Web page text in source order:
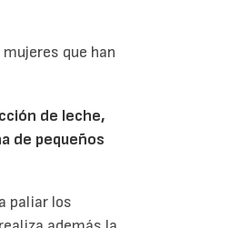
que han
de leche,
de pequeños
paliar los